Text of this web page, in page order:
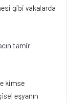
gibi vakalarda
tamir
kimse
eşyanın